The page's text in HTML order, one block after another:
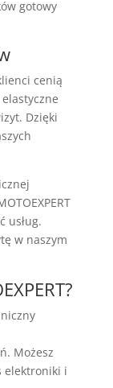
gotowy
cenią
Dzięki
usług.
w naszym
Możesz
elektroniki i